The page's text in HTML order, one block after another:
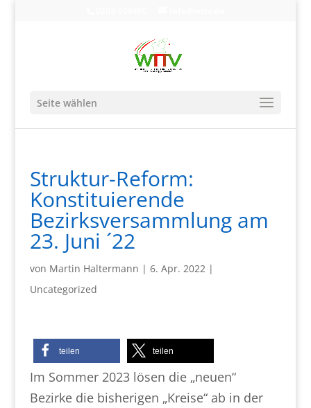
Seite wählen
Struktur-Reform:
Konstituierende
Bezirksversammlung am
23. Juni ´22
von Martin Haltermann | 6. Apr. 2022|
Uncategorized
teilen teilen
Im Sommer 2023 lösen die „neuen“
Bezirke die bisherigen „Kreise“ ab in der